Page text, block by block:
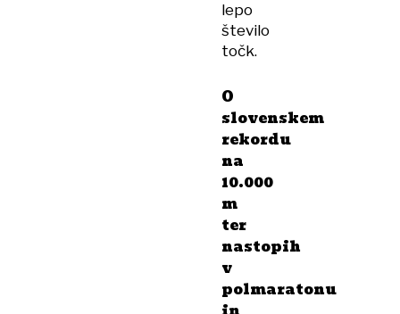
lepo
število
točk.
O
slovenskem
rekordu
na
10.000
m
ter
nastopih
v
polmaratonu